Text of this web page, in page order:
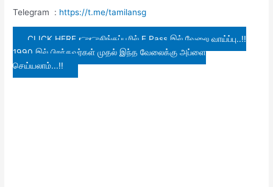
Telegram : https://t.me/tamilansg
CLICK HERE 👉👉சிங்கப்பூரில் E Pass இல் வேலை வாய்ப்பு..!!
1990 இல் பிறந்தவர்கள் முதல் இந்த வேலைக்கு அப்ளை
செய்யலாம்...!!